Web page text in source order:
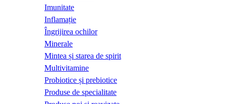
Imunitate
Inflamație
Îngrijirea ochilor
Minerale
Mintea și starea de spirit
Multivitamine
Probiotice și prebiotice
Produse de specialitate